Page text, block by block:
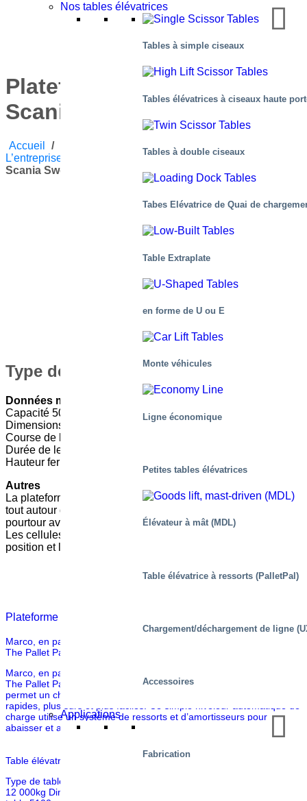
Nos tables élévatrices
Tables à simple ciseaux
Tables élévatrices à ciseaux haute
Tables à double ciseaux
Tabes Elévatrice de Quai de
Table Extraplate
en forme de U ou E
Monte véhicules
Ligne économique
Petites tables élévatrices
Élévateur à mât (MDL)
Table élévatrice à ressorts (PalletPal)
Chargement/déchargement de ligne
Accessoires
Applications
Fabrication
Plateforme de travail pour
Scania Sweden
Accueil /
Actualités Autour De
L’entreprise
Plateforme De Travail Pour
Scania Sweden
Type de table : M3 005200-D2
Données mécaniques
Capacité 500kg
Dimensions de plateforme 4180×3550 mm
Course de la table 2000 mm
Durée de levage 46 s
Hauteur fermée 350 mm
Autres
La plateforme de travail permet aux opérateurs d’accéder à
tout autour de la cabine du camion. Elle est fixée sur le
pourtour avec des grilles et des portes détachables.
Les cellules photoélectriques de 2 pièces indiquent la
position et les dimensions de la cabine du camion.
Plateforme de travail pour Scania Sweden
Marco, en partenariat avec Southworth Products Corp, présente
The Pallet Pal 360.
Marco, en partenariat avec Southworth Products Corp, présente
The Pallet Pal 360. Le chargeur de niveau actionné par ressort
permet un chargement et un déchargement de palettes plus
rapides, plus sûrs et plus faciles. Ce simple niveleur automatique de
charge utilise un système de ressorts et d’amortisseurs pour
abaisser et augmenter les charges à mesure […]
Table élévatrice pour conteneur à baldaquin
Type de table : M7,5 120510-D2/2H Données mécaniques Capacité
12 000kg Dimensions de plateforme 7085 x 3200 mm Course de la